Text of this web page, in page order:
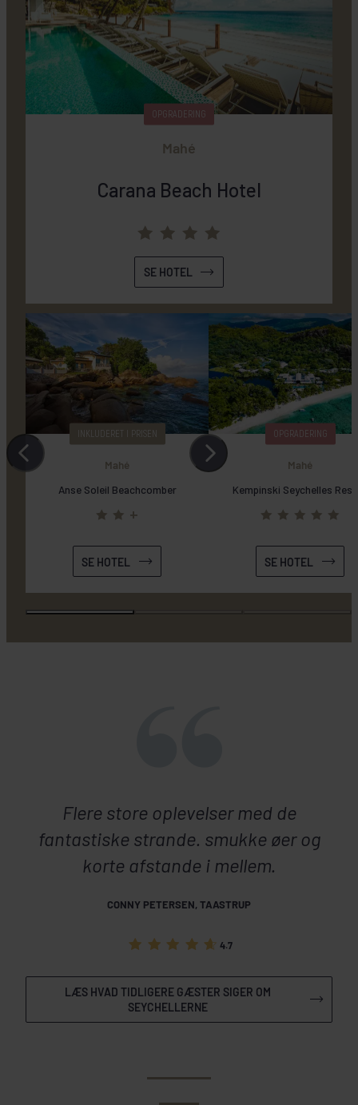
OPGRADERING
Mahé
Carana Beach Hotel
SE HOTEL
INKLUDERET I PRISEN
SE HOTEL
OPGRADERING
SE HOTEL
Flere store oplevelser med de
fantastiske strande. smukke øer og
korte afstande i mellem.
CONNY PETERSEN, TAASTRUP
4.7
LÆS HVAD TIDLIGERE GÆSTER SIGER OM
SEYCHELLERNE
DAGSPROGRAM